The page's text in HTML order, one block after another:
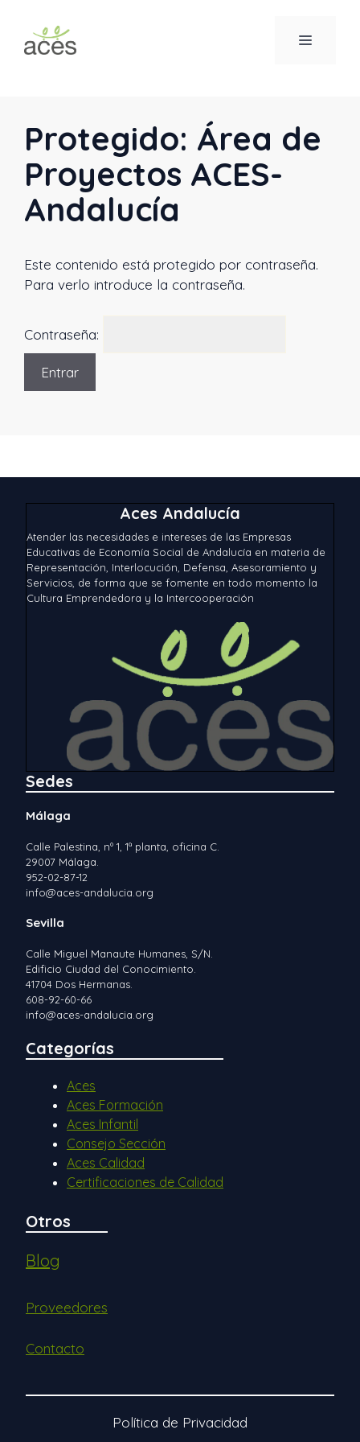
contenido
MENÚ
Protegido: Área de
Proyectos ACES-
Andalucía
Este contenido está protegido por contraseña.
Para verlo introduce la contraseña.
Contraseña:
Aces Andalucía
Atender las necesidades e intereses de las Empresas
Educativas de Economía Social de Andalucía en materia de
Representación, Interlocución, Defensa, Asesoramiento y
Servicios, de forma que se fomente en todo momento la
Cultura Emprendedora y la Intercooperación
Sedes
Málaga
Calle Palestina, nº 1, 1ª planta, oficina C.
29007 Málaga.
952-02-87-12
info@aces-andalucia.org
Sevilla
Calle Miguel Manaute Humanes, S/N.
Edificio Ciudad del Conocimiento.
41704 Dos Hermanas.
608-92-60-66
info@aces-andalucia.org
Categorías
Aces
Aces Formación
Aces Infantil
Consejo Sección
Aces Calidad
Certificaciones de Calidad
Otros
Blog
Proveedores
Contacto
Política de Privacidad